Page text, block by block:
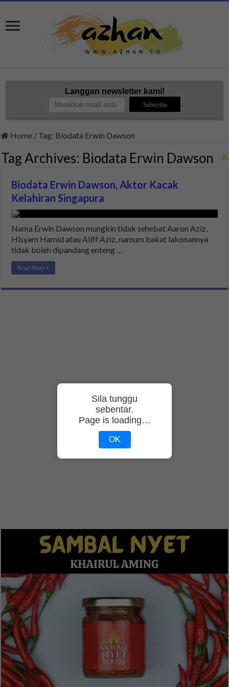
Langgan newsletter kami!
Home / Tag: Biodata Erwin Dawson
Tag Archives: Biodata Erwin Dawson
Biodata Erwin Dawson, Aktor Kacak
Kelahiran Singapura
Nama Erwin Dawson mungkin tidak sehebat Aaron Aziz,
Hisyam Hamid atau Aliff Aziz, namum bakat lakonannya
tidak boleh dipandang enteng …
Read More »
Sila tunggu
sebentar.
Page is loading…
OK